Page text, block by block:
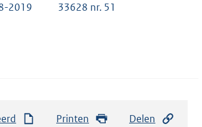
2019 33628 nr. 51
Printen Delen